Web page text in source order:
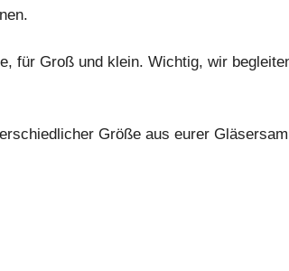
für Groß und klein. Wichtig, wir
Größe aus eurer